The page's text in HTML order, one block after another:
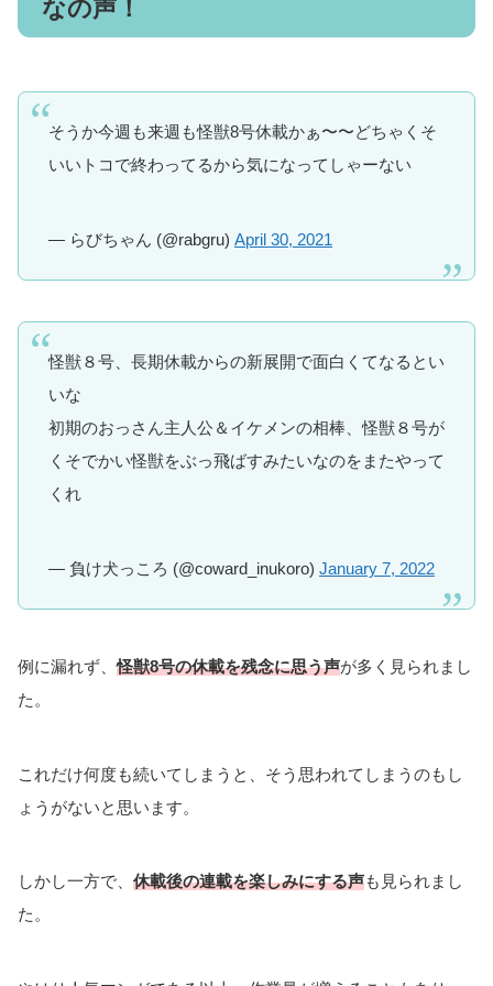
なの声！
そうか今週も来週も怪獣8号休載かぁ〜〜どちゃくそ
いいトコで終わってるから気になってしゃーない
— らびちゃん (@rabgru) April 30, 2021
怪獣８号、長期休載からの新展開で面白くてなるとい
いな
初期のおっさん主人公＆イケメンの相棒、怪獣８号が
くそでかい怪獣をぶっ飛ばすみたいなのをまたやって
くれ
— 負け犬っころ (@coward_inukoro) January 7, 2022
例に漏れず、怪獣8号の休載を残念に思う声が多く見られまし
た。
これだけ何度も続いてしまうと、そう思われてしまうのもし
ょうがないと思います。
しかし一方で、 休載後の連載を楽しみにする声も見られまし
た。